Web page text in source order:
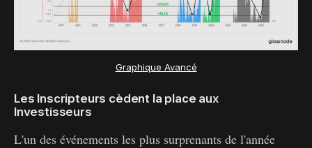
Graphique Avancé
Les Inscripteurs cèdent la place aux
Investisseurs
L'un des événements les plus surprenants de l'année